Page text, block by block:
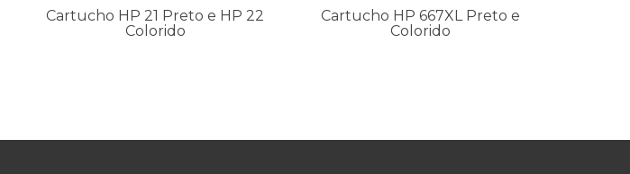
Cartucho HP 21 Preto e HP 22
Colorido
Cartucho HP 667XL Preto e
Colorido